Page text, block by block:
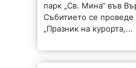
парк „Св. Мина“ във
Събитието се проведе
„Празник на курорта,...